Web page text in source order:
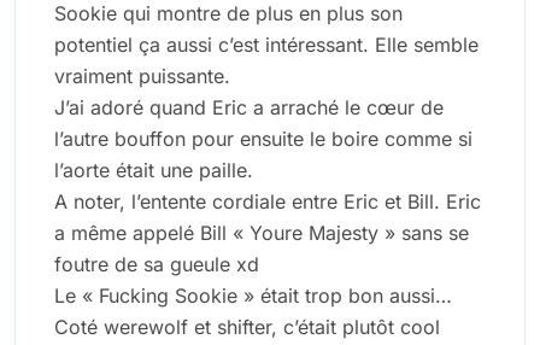
Sookie qui montre de plus en plus son
potentiel ça aussi c’est intéressant. Elle semble
vraiment puissante.
J’ai adoré quand Eric a arraché le cœur de
l’autre bouffon pour ensuite le boire comme si
l’aorte était une paille.
A noter, l’entente cordiale entre Eric et Bill. Eric
a même appelé Bill « Youre Majesty » sans se
foutre de sa gueule xd
Le « Fucking Sookie » était trop bon aussi…
Coté werewolf et shifter, c’était plutôt cool